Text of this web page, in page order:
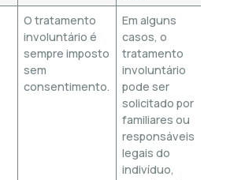
O tratamento
involuntário é
sempre imposto
sem
consentimento.
Em alguns
casos, o
tratamento
involuntário
pode ser
solicitado por
familiares ou
responsáveis
legais do
indivíduo,